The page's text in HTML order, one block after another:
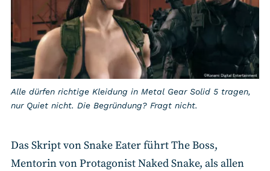
Alle dürfen richtige Kleidung in Metal Gear Solid 5 tragen,
nur Quiet nicht. Die Begründung? Fragt nicht.
Das Skript von Snake Eater führt The Boss,
Mentorin von Protagonist Naked Snake, als allen